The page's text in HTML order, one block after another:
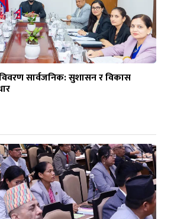
विवरण सार्वजनिक: सुशासन र विकास